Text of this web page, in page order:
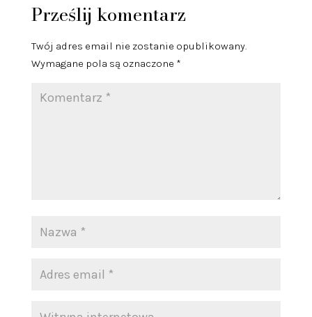
Prześlij komentarz
Twój adres email nie zostanie opublikowany.
Wymagane pola są oznaczone *